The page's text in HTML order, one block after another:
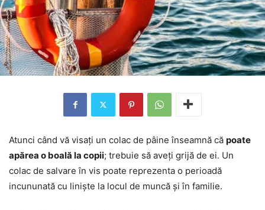
Atunci când vă visați un colac de pâine înseamnă că poate
apărea o boală la copii; trebuie să aveți grijă de ei. Un
colac de salvare în vis poate reprezenta o perioadă
incununată cu liniște la locul de muncă și în familie.